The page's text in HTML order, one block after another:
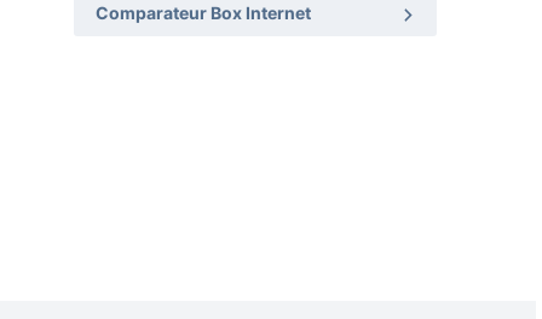
Comparateur Box Internet